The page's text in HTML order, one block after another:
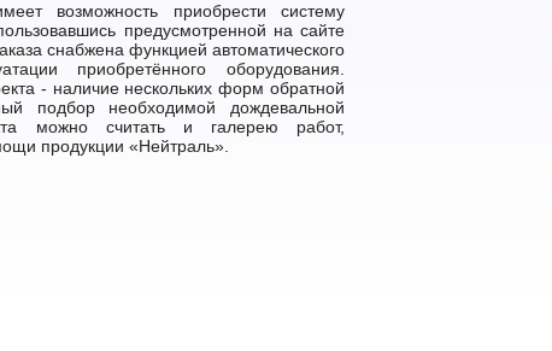
возможность приобрести систему
предусмотренной на сайте
снабжена функцией автоматического
приобретённого оборудования.
- наличие нескольких форм обратной
подбор необходимой дождевальной
можно считать и галерею работ,
продукции «Нейтраль».